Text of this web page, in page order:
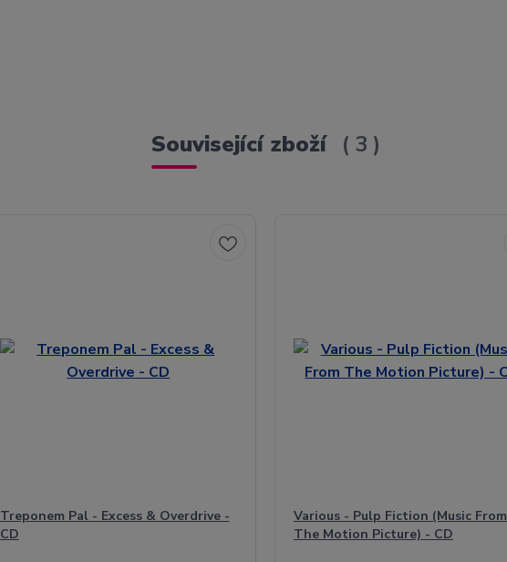
Související zboží 3
Treponem Pal - Excess & Overdrive -
CD
Various - Pulp Fiction (Music From
The Motion Picture) - CD